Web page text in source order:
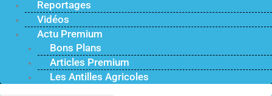
Reportages
Vidéos
Actu Premium
Bons Plans
Articles Premium
Les Antilles Agricoles